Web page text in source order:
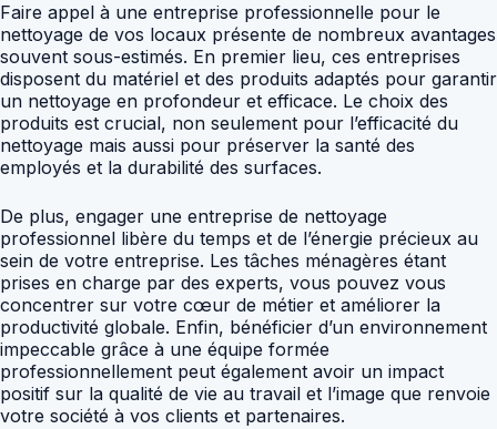
Faire appel à une entreprise professionnelle pour le
nettoyage de vos locaux présente de nombreux avantages
souvent sous-estimés. En premier lieu, ces entreprises
disposent du matériel et des produits adaptés pour garantir
un nettoyage en profondeur et efficace. Le choix des
produits est crucial, non seulement pour l’efficacité du
nettoyage mais aussi pour préserver la santé des
employés et la durabilité des surfaces.
De plus, engager une entreprise de nettoyage
professionnel libère du temps et de l’énergie précieux au
sein de votre entreprise. Les tâches ménagères étant
prises en charge par des experts, vous pouvez vous
concentrer sur votre cœur de métier et améliorer la
productivité globale. Enfin, bénéficier d’un environnement
impeccable grâce à une équipe formée
professionnellement peut également avoir un impact
positif sur la qualité de vie au travail et l’image que renvoie
votre société à vos clients et partenaires.